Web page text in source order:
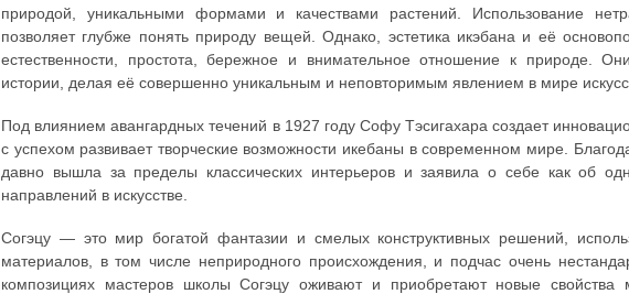
природой, уникальными формами и качествами растений. Использование
позволяет глубже понять природу вещей. Однако, эстетика икэбана и её
естественности, простота, бережное и внимательное отношение к природе.
истории, делая её совершенно уникальным и неповторимым явлением в мире
Под влиянием авангардных течений в 1927 году Софу Тэсигахара создает
с успехом развивает творческие возможности икебаны в современном мире.
давно вышла за пределы классических интерьеров и заявила о себе как об
направлений в искусстве.
Согэцу — это мир богатой фантазии и смелых конструктивных решений,
материалов, в том числе неприродного происхождения, и подчас очень
композициях мастеров школы Согэцу оживают и приобретают новые свойства